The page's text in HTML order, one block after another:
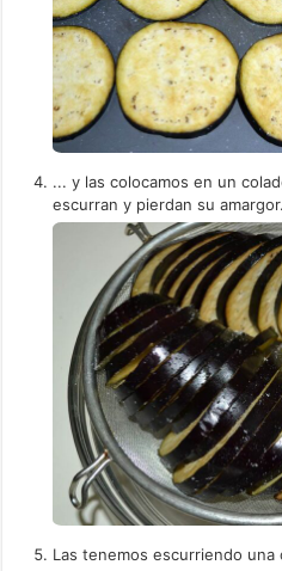
... y las colocamos en un
escurran y pierdan su amargor.
Las tenemos escurriendo una